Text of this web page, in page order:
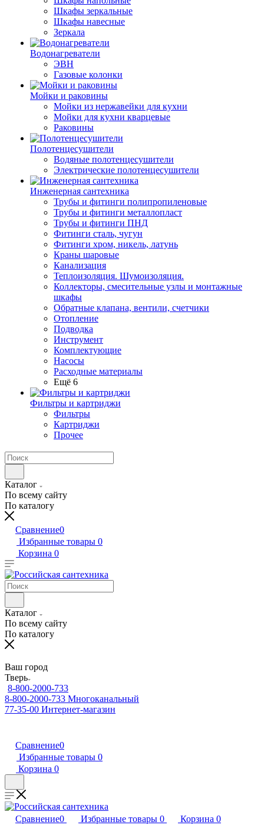
Шкафы зеркальные
Шкафы навесные
Зеркала
Водонагреватели
ЭВН
Газовые колонки
Мойки и раковины
Мойки из нержавейки для кухни
Мойки для кухни кварцевые
Раковины
Полотенцесушители
Водяные полотенцесушители
Электрические полотенцесушители
Инженерная сантехника
Трубы и фитинги полипропиленовые
Трубы и фитинги металлопласт
Трубы и фитинги ПНД
Фитинги сталь, чугун
Фитинги хром, никель, латунь
Краны шаровые
Канализация
Теплоизоляция. Шумоизоляция.
Коллекторы, смесительные узлы и монтажные
шкафы
Обратные клапана, вентили, счетчики
Отопление
Подводка
Инструмент
Комплектующие
Насосы
Расходные материалы
Ещё 6
Фильтры и картриджи
Фильтры
Картриджи
Прочее
Каталог
По всему сайту
По каталогу
Сравнение0
Избранные товары 0
Корзина 0
Каталог
По всему сайту
По каталогу
Ваш город
Тверь
8-800-2000-733
8-800-2000-733 Многоканальный
77-35-00 Интернет-магазин
Сравнение0
Избранные товары 0
Корзина 0
Сравнение0 Избранные товары 0 Корзина 0